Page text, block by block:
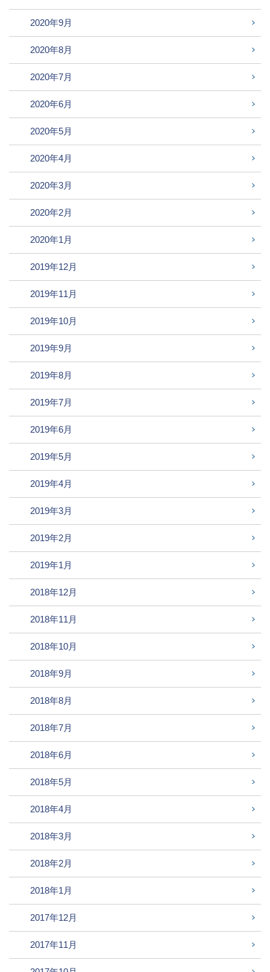
2020年9月
2020年8月
2020年7月
2020年6月
2020年5月
2020年4月
2020年3月
2020年2月
2020年1月
2019年12月
2019年11月
2019年10月
2019年9月
2019年8月
2019年7月
2019年6月
2019年5月
2019年4月
2019年3月
2019年2月
2019年1月
2018年12月
2018年11月
2018年10月
2018年9月
2018年8月
2018年7月
2018年6月
2018年5月
2018年4月
2018年3月
2018年2月
2018年1月
2017年12月
2017年11月